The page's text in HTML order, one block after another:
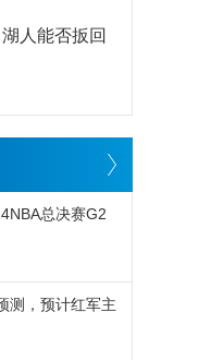
测，预计红军主